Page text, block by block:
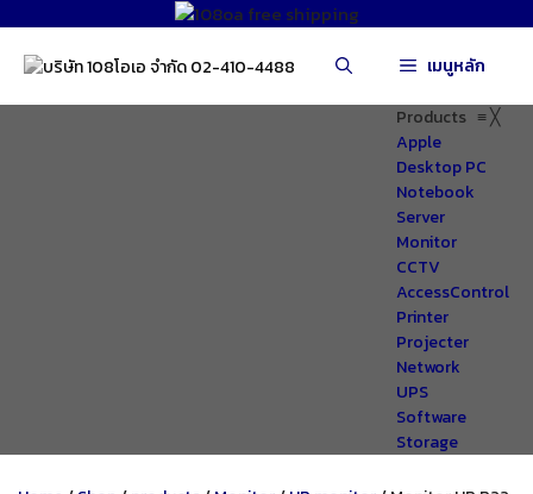
เมนูหลัก
Products ≡╳
Apple
Desktop PC
Notebook
Server
Monitor
CCTV
AccessControl
Printer
Projecter
Network
UPS
Software
Storage